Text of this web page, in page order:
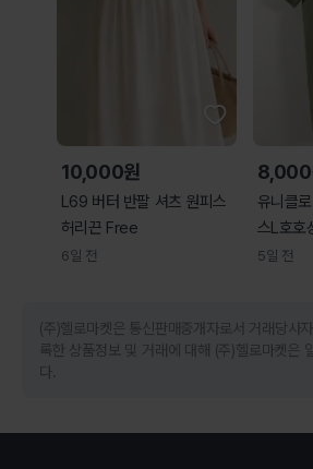
10,000원
L69 버터 반팔 셔츠 원피스
허리끈 Free
6일 전
8,000
유니클
스L호호
5일 전
(주)헬로마켓은 통신판매중개자로서 거래당사
록한 상품정보 및 거래에 대해 (주)헬로마켓은
다.